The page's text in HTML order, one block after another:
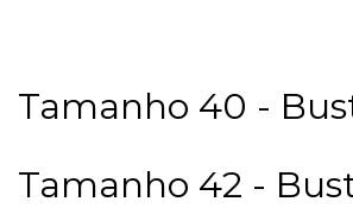
Tamanho 40 -
Tamanho 42 -